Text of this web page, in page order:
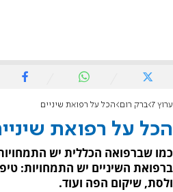
ערוץ 7 ברק רום הכל על רפואת שיניים
הכל על רפואת
כמו שברפואה הכללית יש
ברפואת השיניים יש התמחויות:
ולסת, שיקום הפה ועוד.